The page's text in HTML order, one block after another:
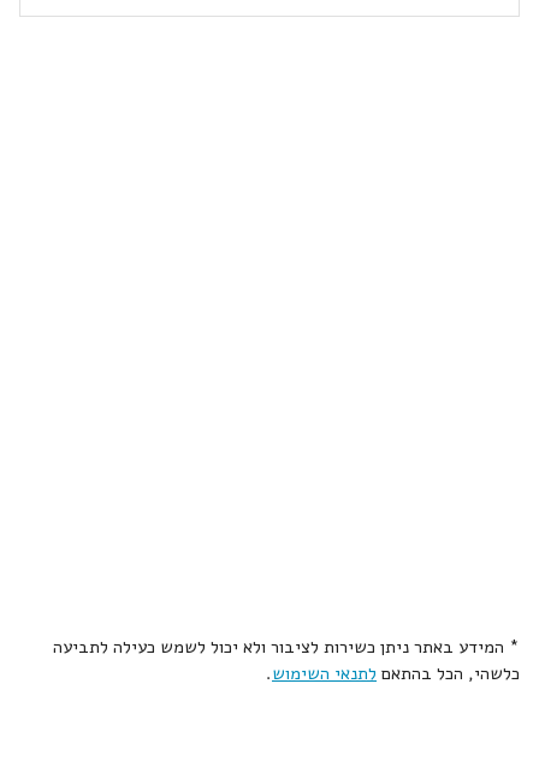
* המידע באתר ניתן כשירות לציבור ולא יכול לשמש כעילה לתביעה
כלשהי, הכל בהתאם לתנאי השימוש.